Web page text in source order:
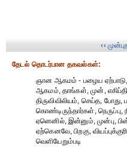
‹‹
தேட‌ல் தொட‌ர்பான தகவ‌ல்க‌ள்:
ஞான ஆகமம் - பழைய
ஆகமம், தாங்கள், முன்,
திருவிவிலியம், செய்த,
கொண்டிருந்தார்கள்,
ஏனெனில், இன்னும், முன்பு,
ஏற்கெனவே, பிறகு,
வெளியேறும்படி